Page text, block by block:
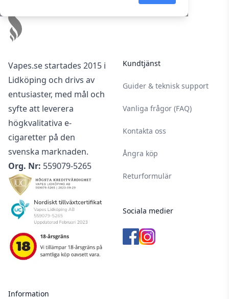
Vapes.se startades 2015 i
Lidköping och drivs av
entusiaster, med mål och
syfte att leverera
högkvalitativa e-
cigaretter på den
svenska marknaden.
Org. Nr: 559079-5265
Information
Kundtjänst
Guider & teknisk support
Vanliga frågor (FAQ)
Kontakta oss
Ångra köp
Returformulär
Sociala medier